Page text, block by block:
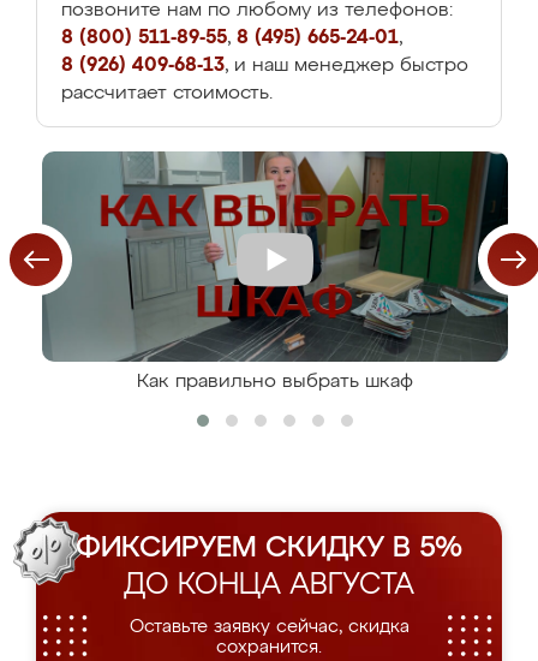
позвоните нам по любому из телефонов:
8 (800) 511-89-55, 8 (495) 665-24-01,
8 (926) 409-68-13, и наш менеджер быстро
рассчитает стоимость.
Как правильно выбрать шкаф
ФИКСИРУЕМ СКИДКУ В 5%
ДО КОНЦА АВГУСТА
Оставьте заявку сейчас, скидка
сохранится.